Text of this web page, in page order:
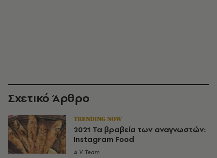
Σχετικό Άρθρο
TRENDING NOW
2021 Τα βραβεία των αναγνωστών:
Instagram Food
A.V. Team